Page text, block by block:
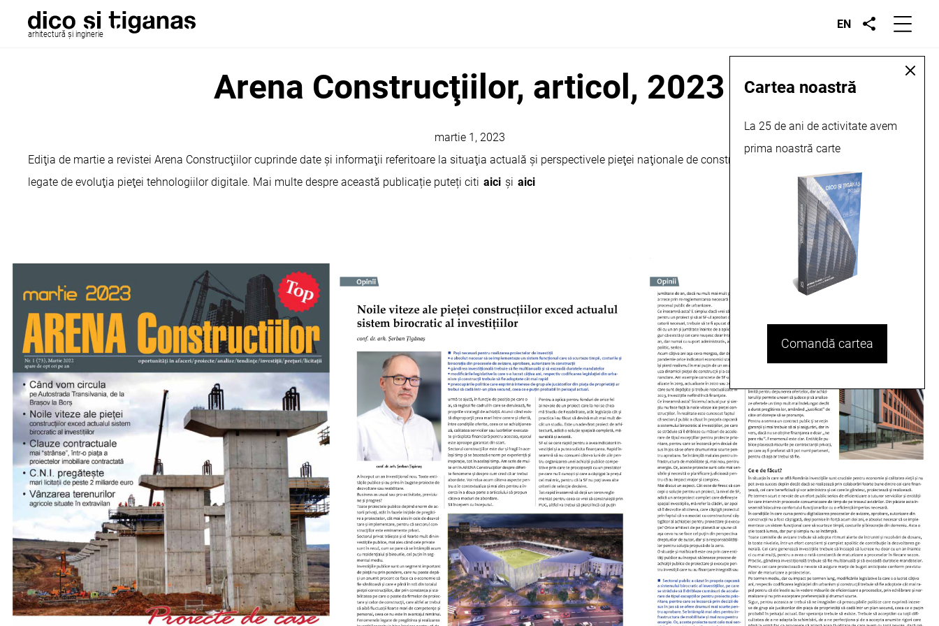
arhitectură și inginerie
EN
Arena Construcţiilor, articol, 2023
martie 1, 2023
Ediţia de martie a revistei Arena Construcţiilor cuprinde date şi informaţii referitoare la situaţia actuală şi perspectivele pieţei naţionale de construcţii şi instalaţii, dar şi aspecte
legate de evoluţia pieţei tehnologiilor digitale. Mai multe despre această publicație puteți citi aici și aici
Cartea noastră
La 25 de ani de activitate avem
prima noastră carte
Comandă cartea